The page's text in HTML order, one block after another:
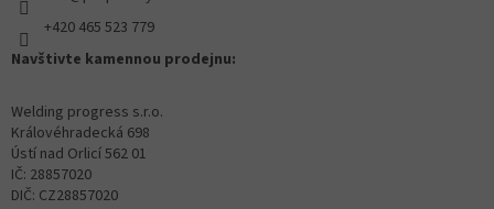
+420 465 523 779
Navštivte kamennou prodejnu:
Welding progress s.r.o.
Královéhradecká 698
Ústí nad Orlicí 562 01
IČ: 28857020
DIČ: CZ28857020